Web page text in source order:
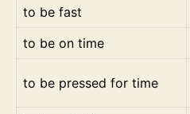
to be fast
to be on time
to be pressed for time